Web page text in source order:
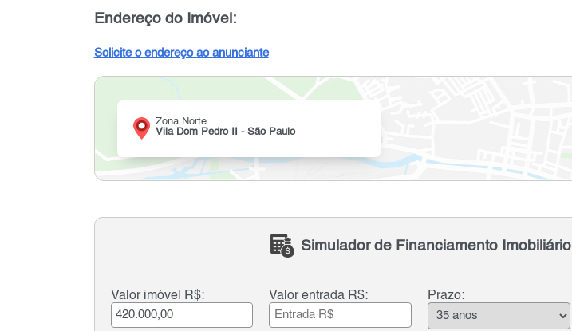
Endereço do Imóvel:
Solicite o endereço ao anunciante
Zona Norte
Vila Dom Pedro II - São Paulo
Simulador de Financiamento Imobiliário
Valor imóvel R$: Valor entrada R$: Prazo: